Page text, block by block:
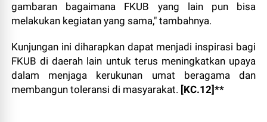
gambaran bagaimana FKUB yang lain pun bisa
melakukan kegiatan yang sama," tambahnya.
Kunjungan ini diharapkan dapat menjadi inspirasi bagi
FKUB di daerah lain untuk terus meningkatkan upaya
dalam menjaga kerukunan umat beragama dan
membangun toleransi di masyarakat. [KC.12]**